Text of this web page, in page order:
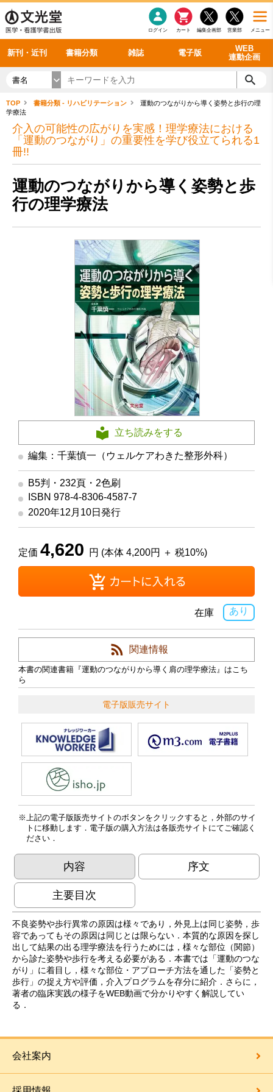
メニュー
営業部
編集企画部
カート
ログイン
新刊・近刊 書籍分類 雑誌 電子版
WEB
連動企画
感染症 老年医学
看護・介護
呼吸器
循環器
シリーズ一覧
雑誌投稿規定
理学療法
雑誌案内・年間購読 最新号 バックナンバー
電子書籍
電子雑誌
書籍「データに基づく臨床動作分析」WEB動画
書籍「眼手術学」WEB動画
書籍「神経症候学 II 改訂第二版」 WEB動画
新刊一覧
今後の発行予定
書名
TOP 書籍分類 - リハビリテーション
運動のつながりから導く姿勢と歩行の理
学療法
介入の可能性の広がりを実感！理学療法における
「運動のつながり」の重要性を学び役立てられる1
冊!!
運動のつながりから導く姿勢と歩
行の理学療法
立ち読みをする
編集：千葉慎一（ウェルケアわきた整形外科）
B5判・232頁・2色刷
ISBN 978-4-8306-4587-7
2020年12月10日発行
定価 4,620 円 (本体 4,200円 ＋ 税10%)
あり
在庫
関連情報
本書の関連書籍『運動のつながりから導く肩の理学療法』はこち
ら
電子版販売サイト
上記の電子版販売サイトのボタンをクリックすると，外部のサイ
トに移動します．電子版の購入方法は各販売サイトにてご確認く
ださい．
内容 序文
主要目次
不良姿勢や歩行異常の原因は様々であり，外見上は同じ姿勢，歩
容であってもその原因は同じとは限らない．本質的な原因を探し
出して結果の出る理学療法を行うためには，様々な部位（関節）
から診た姿勢や歩行を考える必要がある．本書では「運動のつな
がり」に着目し，様々な部位・アプローチ方法を通した「姿勢と
歩行」の捉え方や評価，介入プログラムを存分に紹介．さらに，
著者の臨床実践の様子をWEB動画で分かりやすく解説してい
る．
会社案内